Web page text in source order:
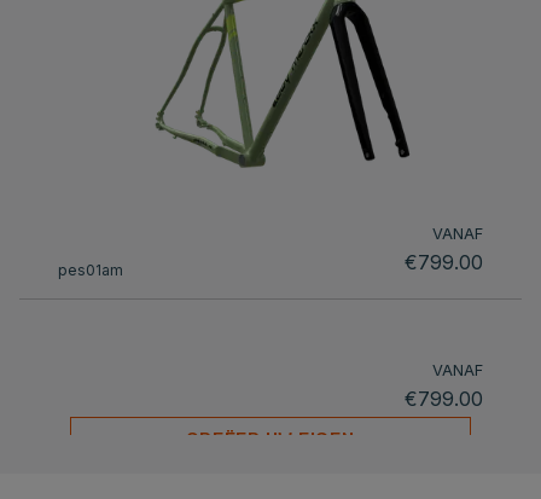
pes01am
VANAF
€799.00
CREËER UW EIGEN
VANAF
€799.00